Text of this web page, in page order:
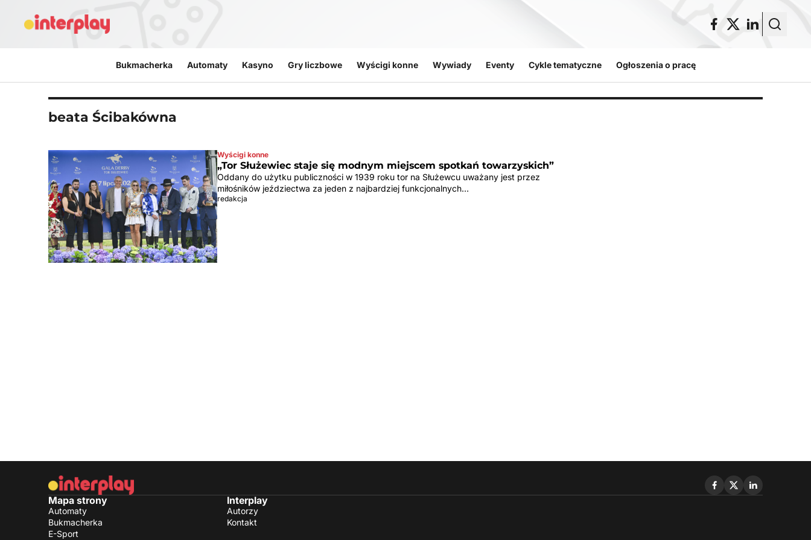
Bukmacherka Automaty Kasyno Gry liczbowe Wyścigi konne Wywiady Eventy Cykle tematyczne Ogłoszenia o pracę
beata Ścibakówna
Wyścigi konne
„Tor Służewiec staje się modnym miejscem spotkań towarzyskich”
Oddany do użytku publiczności w 1939 roku tor na Służewcu uważany jest przez
miłośników jeździectwa za jeden z najbardziej funkcjonalnych…
redakcja
Mapa strony
Automaty
Bukmacherka
E-Sport
Interplay
Autorzy
Kontakt